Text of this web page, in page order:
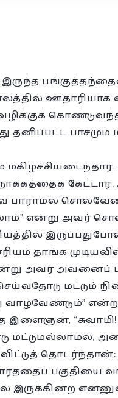
இருந்த
ஊதாரியாக
பாசமும்
பாராமல்
என்று அவர்
தாங்க
அவர் அவனைப்
மட்டும்
மட்டுமல்லாமல்,
பகுதியை
இருக்கின்ற